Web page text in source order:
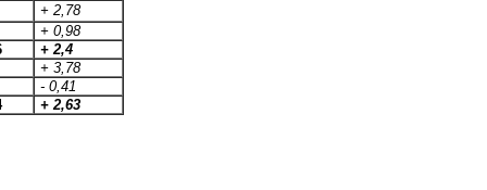
+ 2,78
+ 0,98
+ 2,4
+ 3,78
- 0,41
+ 2,63